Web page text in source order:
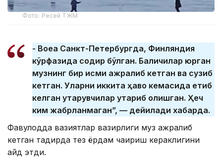
Фото: Ресей ТЖМ
- Воқеа Санкт-Петербургда, Финляндия
кўрфазида содир бўлган. Балиқчилар юрган
музнинг бир қисми ажралиб кетган ва сузиб
кетган. Уларни иккита ҳаво кемасида етиб
келган қутқарувчилар қутқариб қолишган. Ҳеч
ким жабрланмаган”, — дейилади хабарда.
Фавқулодда вазиятлар вазирлиги муз ажралиб
кетган тақдирда тез ёрдам чақириш кераклигини
қайд этди.